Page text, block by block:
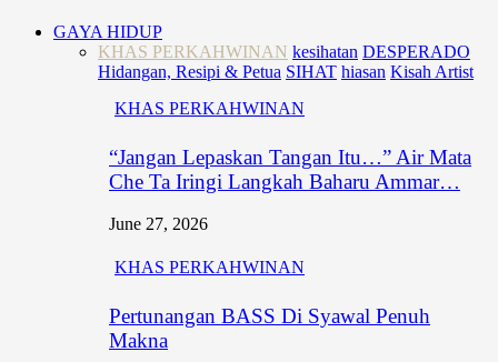
GAYA HIDUP
KHAS PERKAHWINAN kesihatan DESPERADO
Hidangan, Resipi & Petua SIHAT hiasan Kisah Artist
KHAS PERKAHWINAN
“Jangan Lepaskan Tangan Itu…” Air Mata
Che Ta Iringi Langkah Baharu Ammar…
June 27, 2026
KHAS PERKAHWINAN
Pertunangan BASS Di Syawal Penuh
Makna